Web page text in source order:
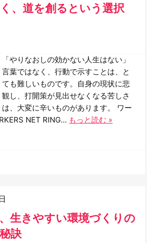
、道を創るという選択
「やりなおしの効かない人生はない」
言葉ではなく、行動で示すことは、と
ても難しいものです。自身の現状に悲
観し、打開策が見出せなくなる苦しさ
は、大変に辛いものがあります。 ワー
NET RING… もっと読む »
生きやすい環境づくりの
訣